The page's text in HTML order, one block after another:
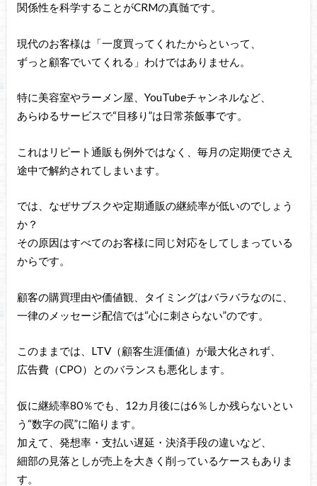
関係性を科学することがCRMの真髄です。
現代のお客様は「一度買ってくれたからといって、
ずっと顧客でいてくれる」わけではありません。
特に美容室やラーメン屋、YouTubeチャンネルなど、
あらゆるサービスで“目移り”は日常茶飯事です。
これはリピート通販も例外ではなく、毎月の定期便でさえ
途中で解約されてしまいます。
では、なぜサブスクや定期通販の継続率が低いのでしょう
か？
その原因はすべてのお客様に同じ対応をしてしまっている
からです。
顧客の購買理由や価値観、タイミングはバラバラなのに、
一律のメッセージ配信では“心に刺さらない”のです。
このままでは、LTV（顧客生涯価値）が最大化されず、
広告費（CPO）とのバランスも悪化します。
仮に継続率80％でも、12カ月後には6％しか残らないとい
う“数字の罠”に陥ります。
加えて、発想率・支払い遅延・決済手段の違いなど、
細部の見落としが売上を大きく削っているケースもありま
す。